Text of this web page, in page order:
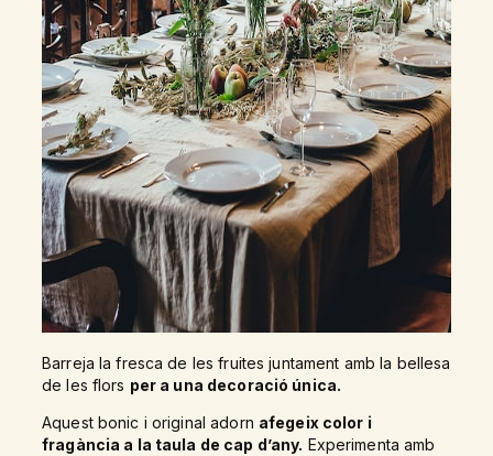
Barreja la fresca de les fruites juntament amb la bellesa
de les flors per a una decoració única.
Aquest bonic i original adorn afegeix color i
fragància a la taula de cap d’any. Experimenta amb